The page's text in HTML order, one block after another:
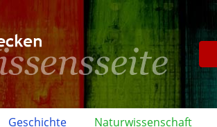
Geschichte Naturwissenschaft